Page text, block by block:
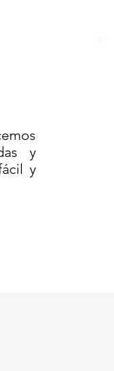
CON 2 LUCES
y
y